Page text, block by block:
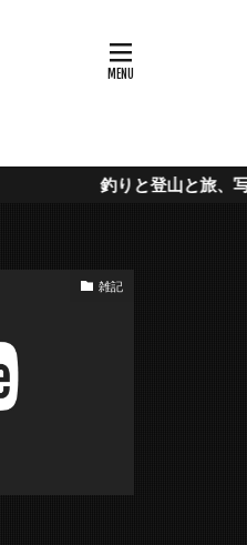
釣りと登山と旅、写真のブログ
雑記